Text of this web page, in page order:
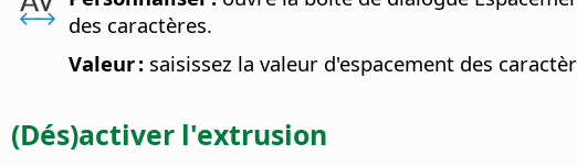
des caractères.
Valeur : saisissez la valeur d'espacement des
(Dés)activer l'extrusion